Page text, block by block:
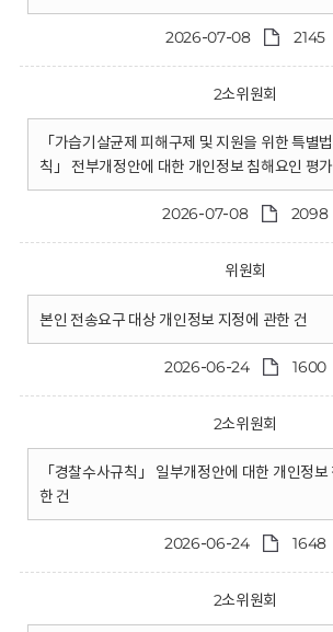
2026-07-08 2145
2소위원회
「가습기살균제 피해구제 및 지원을 위한 특별
칙」 전부개정안에 대한 개인정보 침해요인 평
2026-07-08 2098
위원회
본인 전송요구 대상 개인정보 지정에 관한 건
2026-06-24 1600
2소위원회
「경찰수사규칙」 일부개정안에 대한 개인정
한 건
2026-06-24 1648
2소위원회